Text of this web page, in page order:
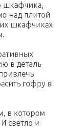
шкафчика,
над плитой
шкафчиках
в деталь
гофру в
в котором
светло и